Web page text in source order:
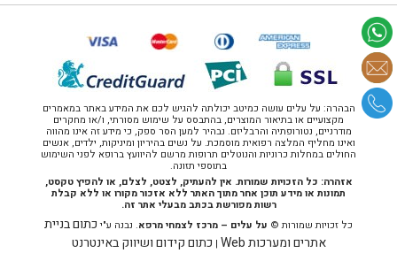
הבהרה: על עלים עושה כמיטב יכולתה להגיש לכם את המידע באתר במאמרים
מקצועיים או בתיאור המוצרים, בהתבסס על שימוש מסורתי, ו/או מחקרים
מודרניים, נטורופתיה והרבליזם. נבהיר למען הסר ספק, כי מידע זה אינו מהווה
ואינו מחליף המלצה רפואית מוסמכת. על נשים בהיריון ומיניקות, ילדים, אנשים
החולים במחלות כרוניות והנוטלים תרופות מרשם להיוועץ ברופא לפני השימוש
בתוספי תזונה.
אזהרה: כל הזכויות שמורות. אין להעתיק, לצטט, לצלם, או להפיץ טקסט,
תמונות או מידע תוכן אחר מתוך האתר ללא אזכור מקורו או ללא קבלת
רשות מפורשת בכתב מבעלי אתר זה.
כל זכויות שמורות © על עלים – מרכז לצמחי מרפא. נבנה ע"יכתום בניית
אתרים ומערכות Web
| כתום קידום ושיווק באינטרנט